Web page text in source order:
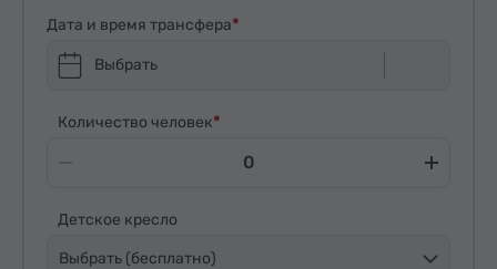
Дата и время трансфера
Выбрать
Количество человек
Детское кресло
Выбрать (бесплатно)